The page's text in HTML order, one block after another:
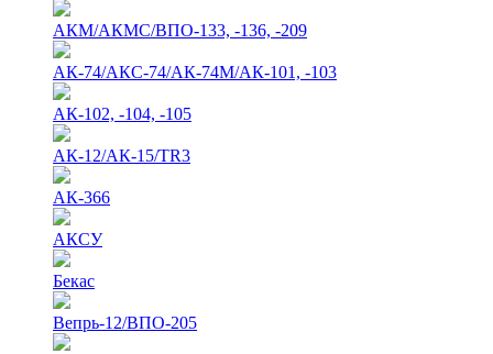
АКМ/АКМС/ВПО-133, -136, -209
АК-74/АКС-74/АК-74М/АК-101, -103
АК-102, -104, -105
АК-12/АК-15/TR3
АК-366
АКСУ
Бекас
Вепрь-12/ВПО-205